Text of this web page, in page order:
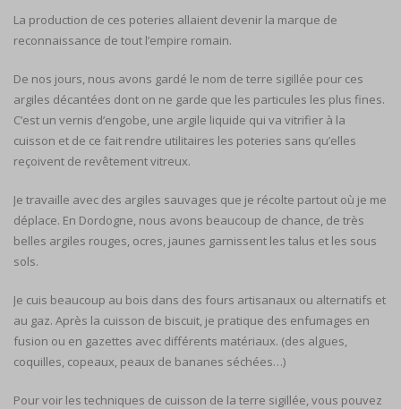
La production de ces poteries allaient devenir la marque de
reconnaissance de tout l’empire romain.
De nos jours, nous avons gardé le nom de terre sigillée pour ces
argiles décantées dont on ne garde que les particules les plus fines.
C’est un vernis d’engobe, une argile liquide qui va vitrifier à la
cuisson et de ce fait rendre utilitaires les poteries sans qu’elles
reçoivent de revêtement vitreux.
Je travaille avec des argiles sauvages que je récolte partout où je me
déplace. En Dordogne, nous avons beaucoup de chance, de très
belles argiles rouges, ocres, jaunes garnissent les talus et les sous
sols.
Je cuis beaucoup au bois dans des fours artisanaux ou alternatifs et
au gaz. Après la cuisson de biscuit, je pratique des enfumages en
fusion ou en gazettes avec différents matériaux. (des algues,
coquilles, copeaux, peaux de bananes séchées…)
Pour voir les techniques de cuisson de la terre sigillée, vous pouvez